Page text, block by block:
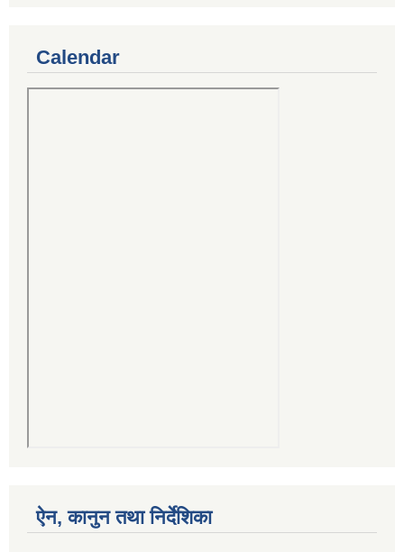
Calendar
ऐन, कानुन तथा निर्देशिका